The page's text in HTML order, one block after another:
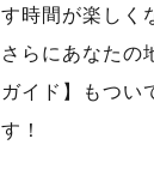
す時間が楽しく
さらにあなたの
ガイド】もつい
す！